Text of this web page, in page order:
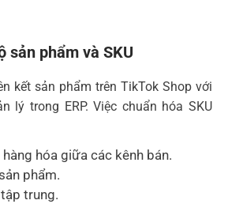
sản phẩm và SKU
kết sản phẩm trên TikTok Shop với
lý trong ERP. Việc chuẩn hóa SKU
hóa giữa các kênh bán.
phẩm.
trung.